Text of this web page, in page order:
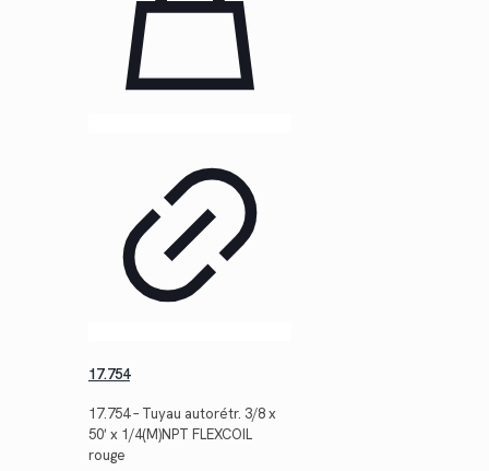
17.754
17.754 – Tuyau autorétr. 3/8 x
50′ x 1/4(M)NPT FLEXCOIL
rouge